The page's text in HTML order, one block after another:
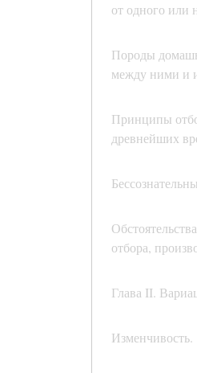
от одного или
Породы
между ними и
Принципы
древнейших
отбора,
Глава II.
Изменчивость.